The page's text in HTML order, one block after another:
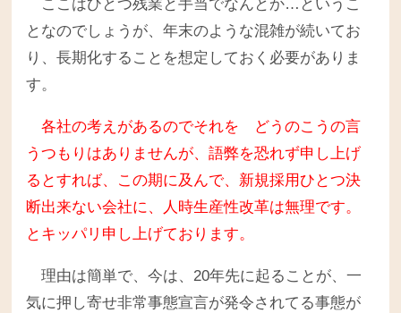
ここはひとつ残業と手当でなんとか…というこ
となのでしょうが、年末のような混雑が続いてお
り、長期化することを想定しておく必要がありま
す。
各社の考えがあるのでそれを どうのこうの言
うつもりはありませんが、語弊を恐れず申し上げ
るとすれば、この期に及んで、新規採用ひとつ決
断出来ない会社に、人時生産性改革は無理です。
とキッパリ申し上げております。
理由は簡単で、今は、20年先に起ることが、一
気に押し寄せ非常事態宣言が発令されてる事態が